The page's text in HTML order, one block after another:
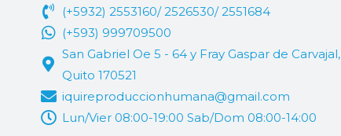
(+5932) 2553160/ 2526530/ 2551684
(+593) 999709500
San Gabriel Oe 5 - 64 y Fray Gaspar de Carvajal,
Quito 170521
iquireproduccionhumana@gmail.com
Lun/Vier 08:00-19:00 Sab/Dom 08:00-14:00